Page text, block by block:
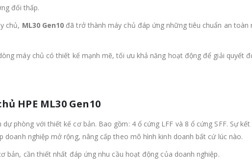
đối thấp.
chủ, ML30 Gen10 đã trở thành máy chủ đáp ứng những tiêu chuẩn an toàn
máy chủ có thiết kế mạnh mẽ, tối ưu khả năng hoạt động để giải quyết
HPE ML30 Gen10
dự phòng với thiết kế cơ bản. Bao gồm: 4 ổ cứng LFF và 8 ổ cứng SFF. Sự kết
doanh nghiệp mở rộng, nâng cấp theo mô hình kinh doanh bất cứ lúc nào.
bản, cần thiết nhất đáp ứng nhu cầu hoạt động của doanh nghiệp.